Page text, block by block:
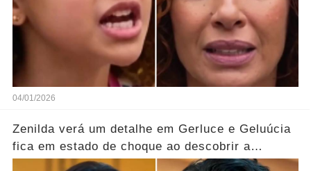
04/01/2026
Zenilda verá um detalhe em Gerluce e Geluúcia
fica em estado de choque ao descobrir a
verdade oculta sobre sua mãe... Ver mais